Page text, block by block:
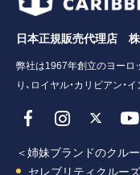
日本正規販売代理店 株
弊社は1967年創立のヨーロ
り、ロイヤル・カリビアン
＜姉妹ブランドのクル
セレブリティクルーズ